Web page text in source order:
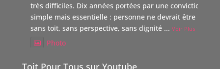
très difficiles. Dix années portées par une conviction
simple mais essentielle : personne ne devrait être laissé
sans toit, sans perspective, sans dignité ... Voir Plus
Photo